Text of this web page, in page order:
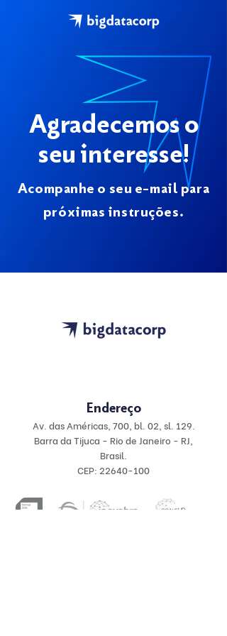
Agradecemos o
seu interesse!
Acompanhe o seu e-mail para
próximas instruções.
Endereço
Av. das Américas, 700, bl. 02, sl. 129.
Barra da Tijuca - Rio de Janeiro - RJ,
Brasil.
CEP: 22640-100